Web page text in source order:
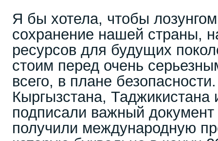
Я бы хотела, чтобы
сохранение нашей страны,
ресурсов для будущих
стоим перед очень
всего, в плане
Кыргызстана, Таджикистана
подписали важный
получили международную